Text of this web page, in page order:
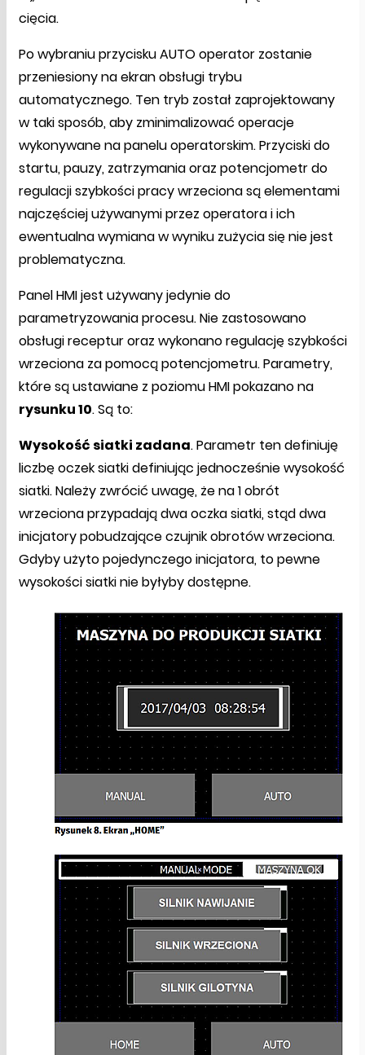
cięcia.
Po wybraniu przycisku AUTO operator zostanie
przeniesiony na ekran obsługi trybu
automatycznego. Ten tryb został zaprojektowany
w taki sposób, aby zminimalizować operacje
wykonywane na panelu operatorskim. Przyciski do
startu, pauzy, zatrzymania oraz potencjometr do
regulacji szybkości pracy wrzeciona są elementami
najczęściej używanymi przez operatora i ich
ewentualna wymiana w wyniku zużycia się nie jest
problematyczna.
Panel HMI jest używany jedynie do
parametryzowania procesu. Nie zastosowano
obsługi receptur oraz wykonano regulację szybkości
wrzeciona za pomocą potencjometru. Parametry,
które są ustawiane z poziomu HMI pokazano na
rysunku 10. Są to:
Wysokość siatki zadana. Parametr ten definiuję
liczbę oczek siatki definiując jednocześnie wysokość
siatki. Należy zwrócić uwagę, że na 1 obrót
wrzeciona przypadają dwa oczka siatki, stąd dwa
inicjatory pobudzające czujnik obrotów wrzeciona.
Gdyby użyto pojedynczego inicjatora, to pewne
wysokości siatki nie byłyby dostępne.